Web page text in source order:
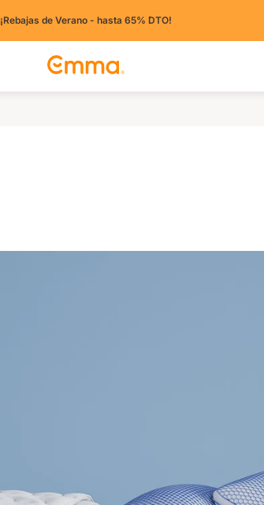
¡Rebajas de Verano - hasta 65% DTO!